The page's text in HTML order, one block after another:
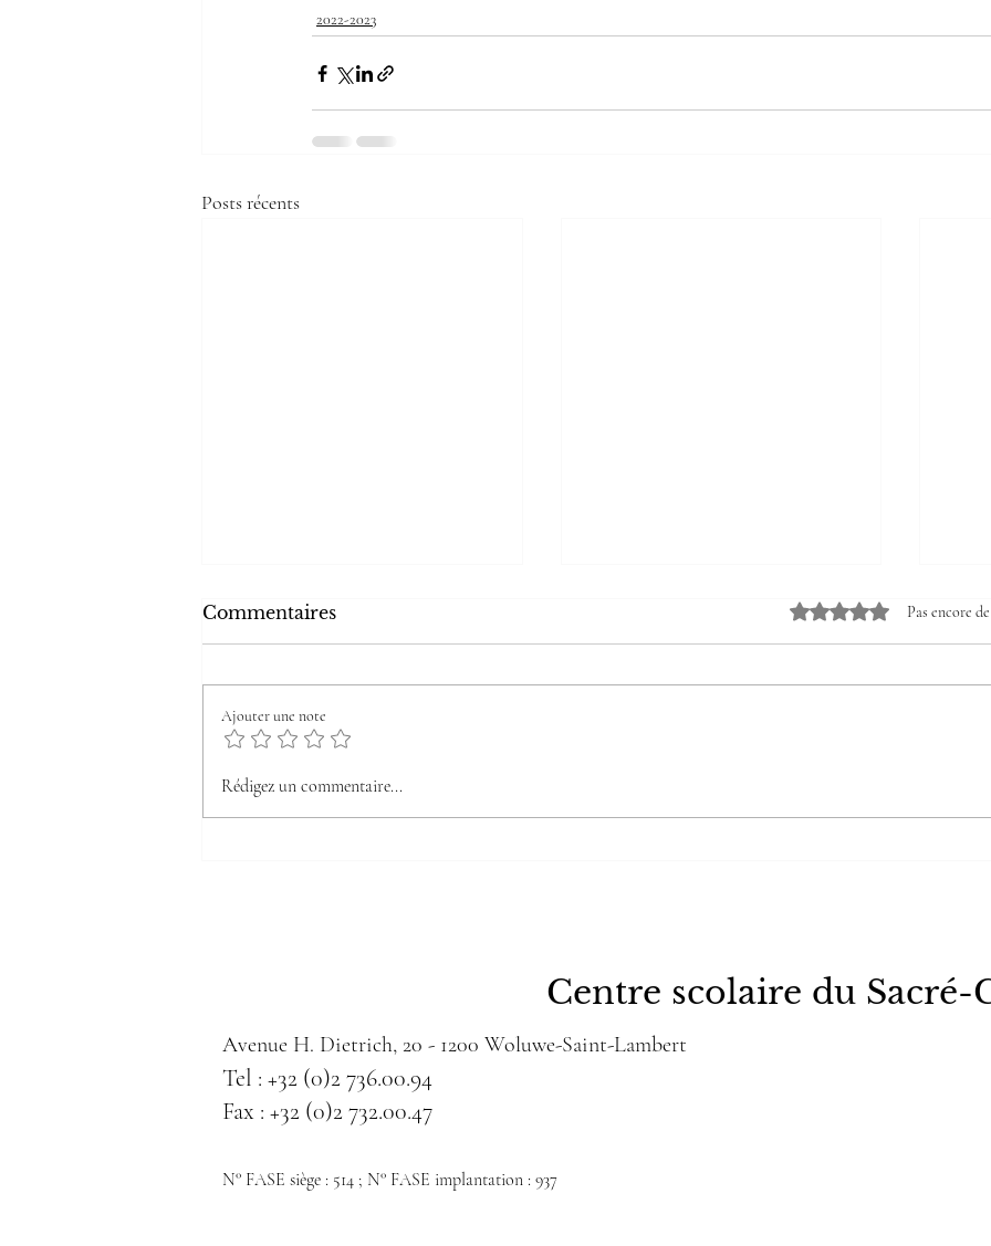
2022-2023
Posts récents
Visite du Sacré-Coeur de
Commentaires Noté 0 étoile sur 5.Pas encore
Ajouter une note
Rédigez un commentaire...
Centre scolaire du
Avenue H. Dietrich, 20 - 1200 Woluwe-Saint-Lambert
Tel : +32 (0)2 736.00.94
Fax : +32 (0)2 732.00.47
N° FASE siège : 514 ; N° FASE implantation : 937